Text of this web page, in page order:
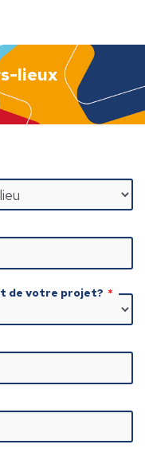
r
h
e
r
lieux
de votre projet?